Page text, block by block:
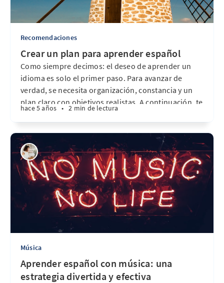
Recomendaciones
Crear un plan para aprender español
Como siempre decimos: el deseo de aprender un
idioma es solo el primer paso. Para avanzar de
verdad, se necesita organización, constancia y un
plan claro con objetivos realistas. A continuación, te
1. Tomar clases
hace 5 años • 2 min de lectura
Música
Aprender español con música: una
estrategia divertida y efectiva